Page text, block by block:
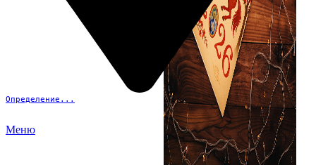
Определение...
Меню